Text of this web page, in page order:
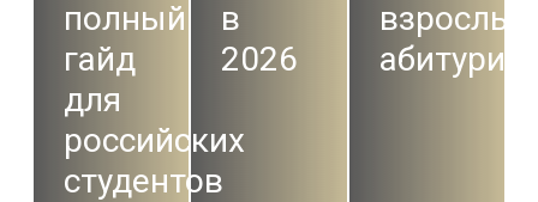
полный
гайд
для
российских
студентов
в
2026
взрослых